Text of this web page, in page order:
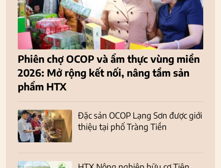
Phiên chợ OCOP và ẩm thực vùng miền
2026: Mở rộng kết nối, nâng tầm sản
phẩm HTX
Đặc sản OCOP Lạng Sơn được giới
thiệu tại phố Tràng Tiền